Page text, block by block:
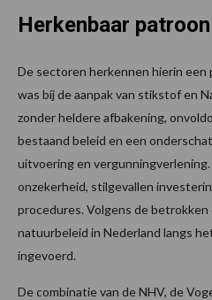
Herkenbaar patroon
De sectoren herkennen hierin
was bij de aanpak van stikstof en
zonder heldere afbakening,
bestaand beleid en een
uitvoering en
onzekerheid, stilgevallen
procedures. Volgens de
natuurbeleid in Nederland langs
ingevoerd.
De combinatie van de NHV, de